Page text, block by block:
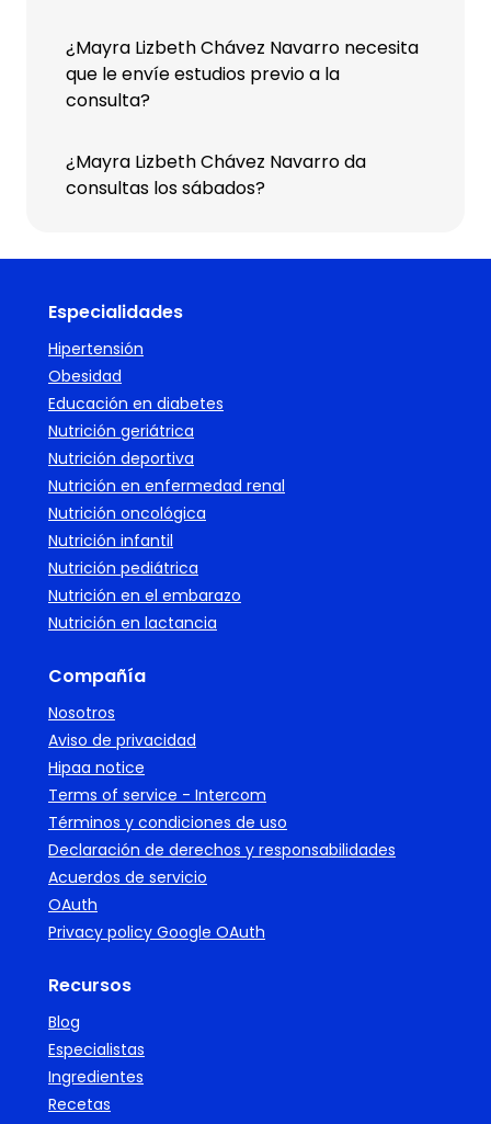
¿Mayra Lizbeth Chávez Navarro necesita
que le envíe estudios previo a la
consulta?
¿Mayra Lizbeth Chávez Navarro da
consultas los sábados?
Especialidades
Hipertensión
Obesidad
Educación en diabetes
Nutrición geriátrica
Nutrición deportiva
Nutrición en enfermedad renal
Nutrición oncológica
Nutrición infantil
Nutrición pediátrica
Nutrición en el embarazo
Nutrición en lactancia
Compañía
Nosotros
Aviso de privacidad
Hipaa notice
Terms of service - Intercom
Términos y condiciones de uso
Declaración de derechos y responsabilidades
Acuerdos de servicio
OAuth
Privacy policy Google OAuth
Recursos
Blog
Especialistas
Ingredientes
Recetas